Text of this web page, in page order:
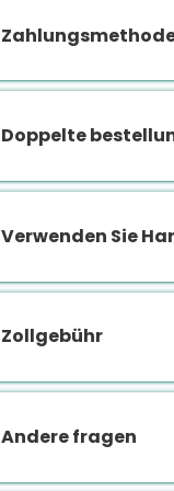
Doppelte
Verwenden Sie
Zollgebühr
Andere fragen